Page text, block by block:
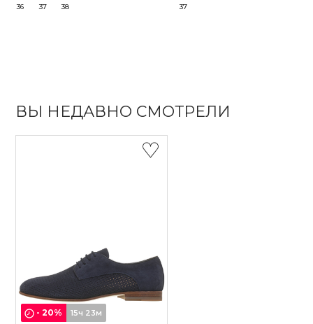
36 37 38 37
ВЫ НЕДАВНО СМОТРЕЛИ
-20% 15ч 23м